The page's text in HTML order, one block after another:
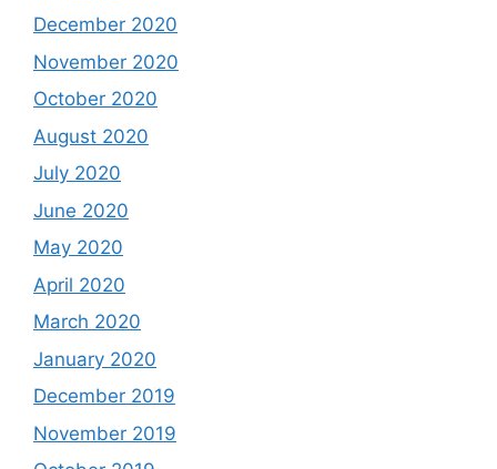
December 2020
November 2020
October 2020
August 2020
July 2020
June 2020
May 2020
April 2020
March 2020
January 2020
December 2019
November 2019